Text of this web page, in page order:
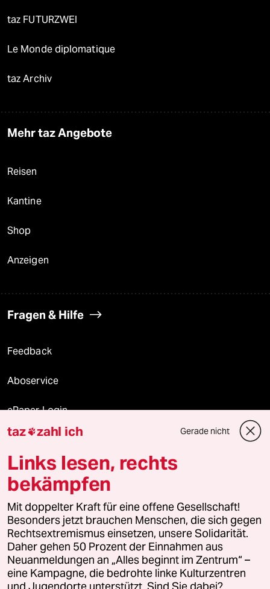
taz FUTURZWEI
Le Monde diplomatique
taz Archiv
Mehr taz Angebote
Reisen
Kantine
Shop
Anzeigen
Fragen & Hilfe
Feedback
Aboservice
ePaper Login
Downloads für Abonnierende
© 2026 taz Verlags und Vertriebs GmbH
Alle Rechte vorbehalten. Bei rechtlichen Fragen oder für Genehmigungen
wenden Sie sich bitte an
lizenzen@taz.de
Feedback Redaktionsstatut Kommune-Richtlinien
Leitlinie Informant Datenschutz Impressum AGB
taz zahl ich Gerade nicht
Links lesen, rechts
bekämpfen
Mit doppelter Kraft für eine offene Gesellschaft!
Besonders jetzt brauchen Menschen, die sich gegen
Rechtsextremismus einsetzen, unsere Solidarität.
Daher gehen 50 Prozent der Einnahmen aus
Neuanmeldungen an „Alles beginnt im Zentrum“ –
eine Kampagne, die bedrohte linke Kulturzentren